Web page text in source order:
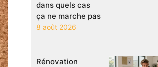
dans quels cas
ça ne marche pas
8 août 2026
Rénovation